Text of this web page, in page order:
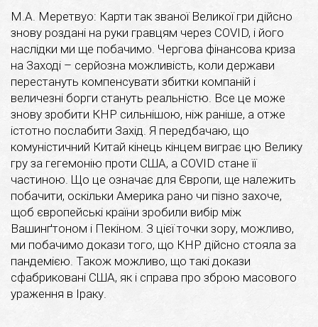
М.А. Меретвуо: Карти так званої Великої гри дійсно
знову роздані на руки гравцям через COVID, і його
наслідки ми ще побачимо. Чергова фінансова криза
на Заході – серйозна можливість, коли держави
перестануть компенсувати збитки компаній і
величезні борги стануть реальністю. Все це може
знову зробити КНР сильнішою, ніж раніше, а отже
істотно послабити Захід. Я передбачаю, що
комуністичний Китай кінець кінцем виграє цю Велику
гру за гегемонію проти США, а COVID стане її
частиною. Що це означає для Європи, ще належить
побачити, оскільки Америка рано чи пізно захоче,
щоб європейські країни зробили вибір між
Вашинґтоном і Пекіном. З цієї точки зору, можливо,
ми побачимо докази того, що КНР дійсно стояла за
пандемією. Також можливо, що такі докази
сфабриковані США, як і справа про зброю масового
ураження в Іраку.